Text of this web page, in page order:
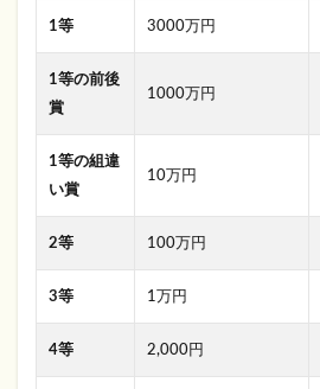
1等 3000万円
1等の前後
賞
1000万円
1等の組違
い賞
10万円
2等 100万円
3等 1万円
4等 2,000円